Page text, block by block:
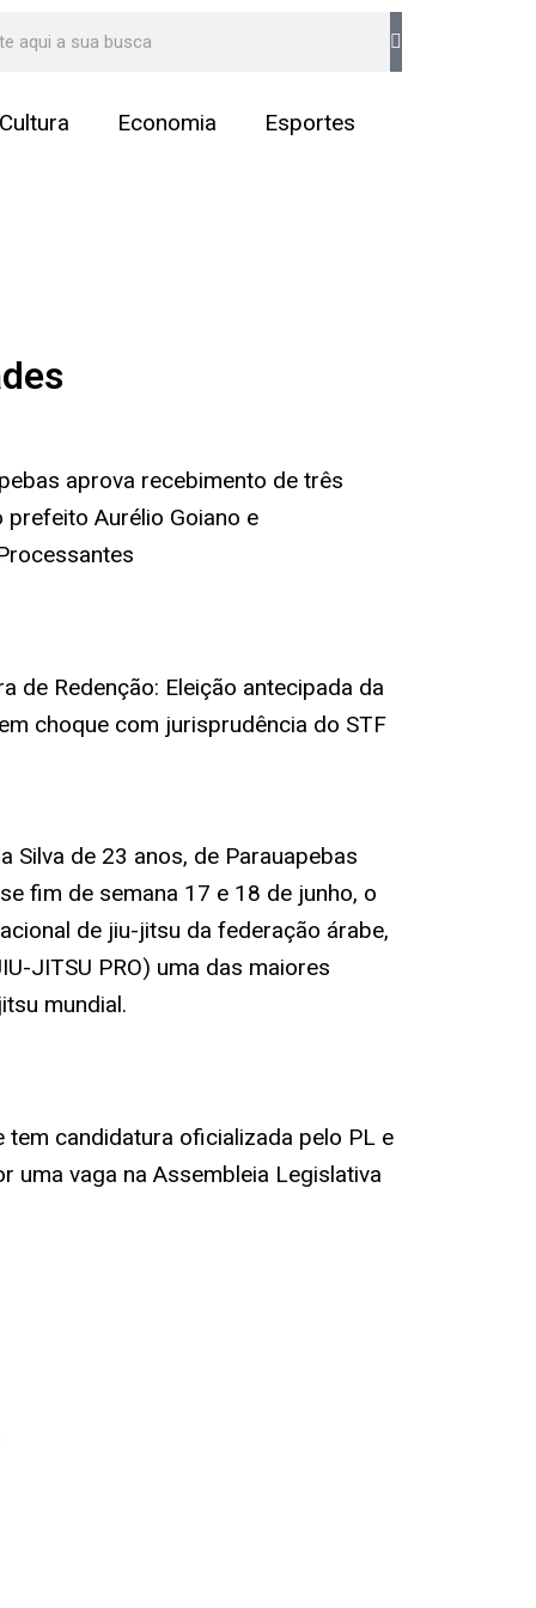
Cultura Economia
Esportes
aprova recebimento de três
prefeito Aurélio Goiano e
de Redenção: Eleição antecipada da
choque com jurisprudência do STF
Silva de 23 anos, de Parauapebas
fim de semana 17 e 18 de junho, o
de jiu-jitsu da federação árabe,
JITSU PRO) uma das maiores
mundial.
tem candidatura oficializada pelo PL e
uma vaga na Assembleia Legislativa